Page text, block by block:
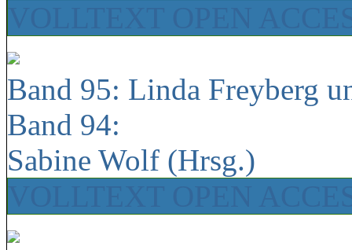
Band 95: Linda Freyberg
Band 94:
Sabine Wolf (Hrsg.)